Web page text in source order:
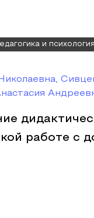
и психология
работе с